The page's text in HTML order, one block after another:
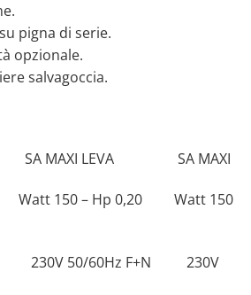
pigna di serie.
opzionale.
salvagoccia.
LEVA SA MAXI
– Hp 0,20 Watt 150
50/60Hz F+N 230V